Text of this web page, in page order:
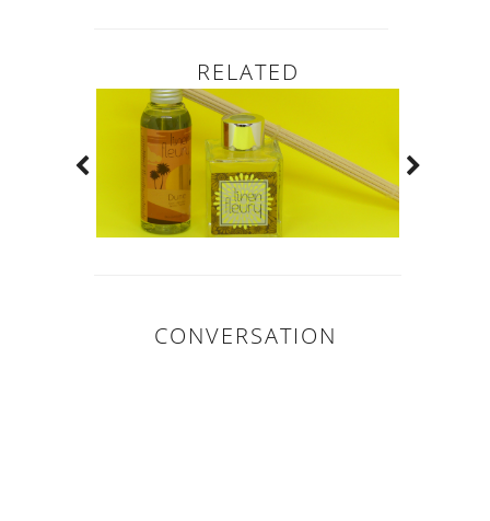
RELATED
CONVERSATION